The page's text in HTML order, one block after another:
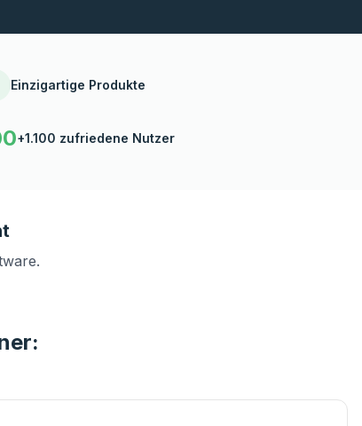
Einzigartige Produkte
+1.100 zufriedene Nutzer